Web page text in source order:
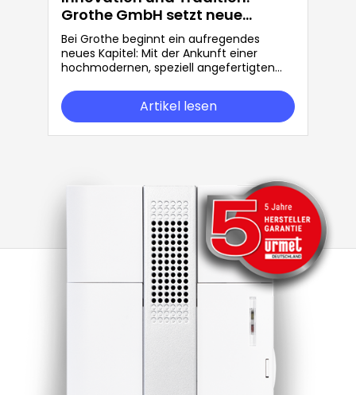
Grothe GmbH setzt neue
Maßstäbe in der Produktion
Bei Grothe beginnt ein aufregendes
neues Kapitel: Mit der Ankunft einer
hochmodernen, speziell angefertigten
stärken wir unsere Kapazitäten und unser
Engagement für Qualität und Effizienz.
Artikel lesen